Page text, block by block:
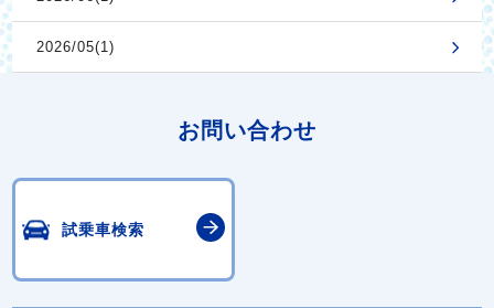
2026/05(1)
お問い合わせ
試乗車検索